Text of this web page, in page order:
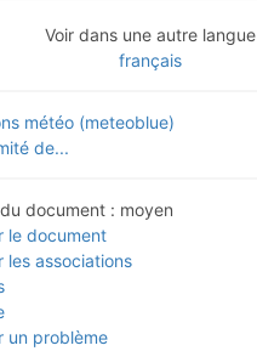
Voir dans une autre langue
français
météo (meteoblue)
de...
document
moyen
le document
les associations
un problème